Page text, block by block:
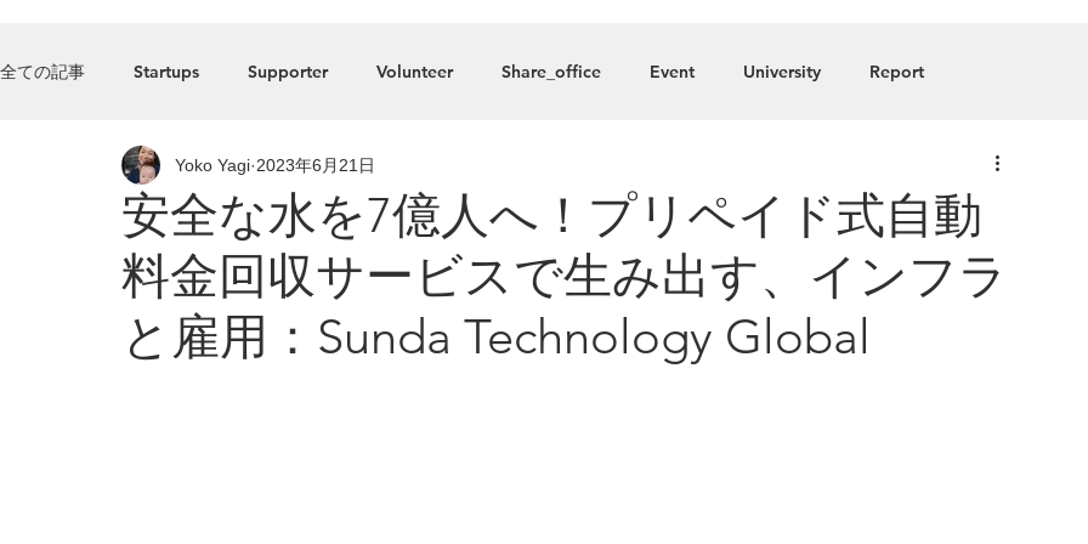
全ての記事 Startups Supporter Volunteer Share_office Event University Report
Press_Release food Accelerator
安全な水を7億人へ！プリペイド式自動
料金回収サービスで生み出す、インフラ
と雇用：Sunda Technology Global
Yoko Yagi 2023年6月21日